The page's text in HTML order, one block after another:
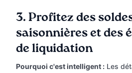
3. Profitez des
saisonnières et des
de liquidation
Pourquoi c'est intelligent : Les